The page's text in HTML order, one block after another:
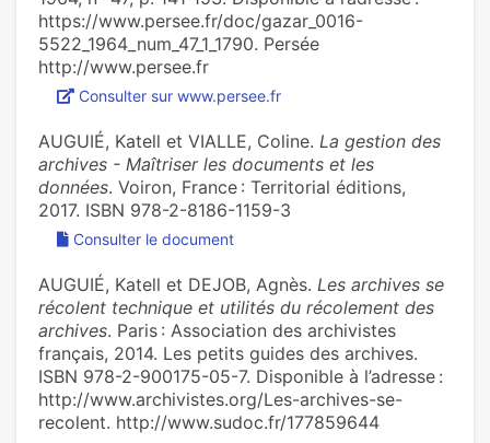
https://www.persee.fr/doc/gazar_0016-
5522_1964_num_47_1_1790. Persée
http://www.persee.fr
Consulter sur www.persee.fr
AUGUIÉ, Katell et VIALLE, Coline. La gestion des
archives - Maîtriser les documents et les
données. Voiron, France : Territorial éditions,
2017. ISBN 978-2-8186-1159-3
Consulter le document
AUGUIÉ, Katell et DEJOB, Agnès. Les archives se
récolent technique et utilités du récolement des
archives. Paris : Association des archivistes
français, 2014. Les petits guides des archives.
ISBN 978-2-900175-05-7. Disponible à l’adresse :
http://www.archivistes.org/Les-archives-se-
recolent. http://www.sudoc.fr/177859644